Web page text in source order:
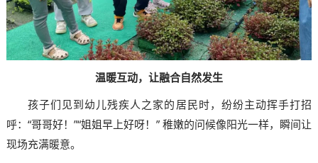
温暖互动，让融合自然发生
孩子们见到幼儿残疾人之家的居民时，纷纷主动挥手打招
呼：“哥哥好！”“姐姐早上好呀！” 稚嫩的问候像阳光一样，瞬间让
现场充满暖意。